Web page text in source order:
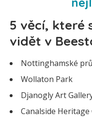
5 věcí, které
vidět v
Nottinghamské
Wollaton Park
Djanogly Art
Canalside Heritage